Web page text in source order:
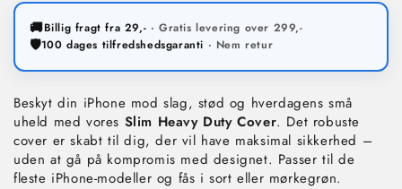
🚚Billig fragt fra 29,- · Gratis levering over 299,-
🛡️100 dages tilfredshedsgaranti · Nem retur
Beskyt din iPhone mod slag, stød og hverdagens små
uheld med vores Slim Heavy Duty Cover. Det robuste
cover er skabt til dig, der vil have maksimal sikkerhed –
uden at gå på kompromis med designet. Passer til de
fleste iPhone-modeller og fås i sort eller mørkegrøn.